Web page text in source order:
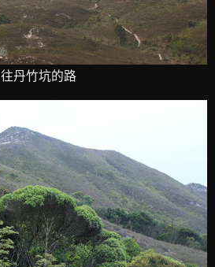
往丹竹坑的路